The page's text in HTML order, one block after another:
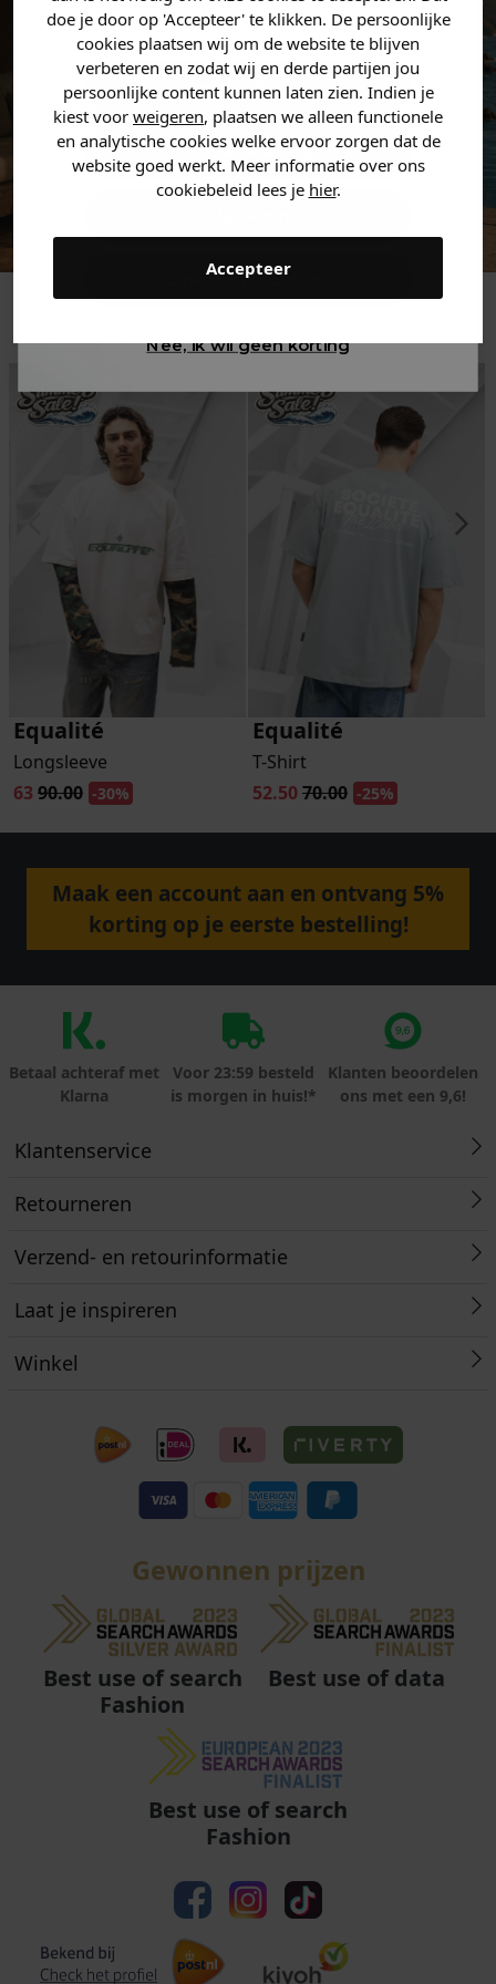
doe je door op 'Accepteer' te klikken. De persoonlijke
cookies plaatsen wij om de website te blijven
verbeteren en zodat wij en derde partijen jou
persoonlijke content kunnen laten zien. Indien je
kiest voor weigeren, plaatsen we alleen functionele
en analytische cookies welke ervoor zorgen dat de
website goed werkt. Meer informatie over ons
cookiebeleid lees je hier.
Accepteer
Equalité
Longsleeve
63 90.00 -30%
Equalité
T-Shirt
52.5070.00 -25%
Maak een account aan en ontvang 5%
korting op je eerste bestelling!
Betaal achteraf met
Klarna
Voor 23:59 besteld
is morgen in huis!*
Klanten beoordelen
ons met een 9,6!
Klantenservice
Retourneren
Verzend- en retourinformatie
Laat je inspireren
Winkel
Gewonnen prijzen
Best use of search
Fashion
Best use of data
Best use of search
Fashion
Heren kleding
Dames kleding
Gewoon rondkijken
Nee, ik wil geen korting